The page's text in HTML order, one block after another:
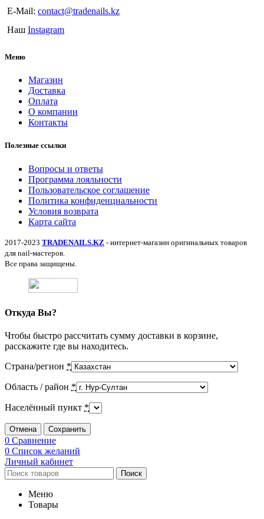
E-Mail: contact@tradenails.kz
Наш Instagram
Меню
Магазин
Доставка
Оплата
О компании
Контакты
Полезные ссылки
Вопросы и ответы
Программа лояльности
Пользовательское соглашение
Политика конфиденциальности
Условия возврата
Карта сайта
2017-2023 TRADENAILS.KZ - интернет-магазин оригинальных товаров
для nail-мастеров.
Все права защищены.
Откуда Вы?
Чтобы быстро рассчитать сумму доставки в корзине,
расскажите где вы находитесь.
Страна/регион *
Область / район *
Населённый пункт *
Отмена Сохранить
0 Сравнение
0 Список желаний
Личный кабинет
Поиск
Меню
Товары